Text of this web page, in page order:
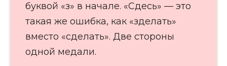
буквой «з» в начале. «Сдесь» — это
такая же ошибка, как «зделать»
вместо «сделать». Две стороны
одной медали.